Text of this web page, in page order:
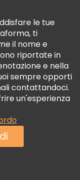
le tue
ti
il nome e
riportate in
e nella
sempre opporti
contattandoci.
un'esperienza